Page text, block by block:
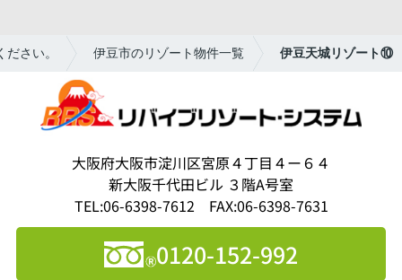
さい。 伊豆市のリゾート物件一覧 伊豆天城リゾート⑩
大阪府大阪市淀川区宮原４丁目４ー６４
新大阪千代田ビル ３階A号室
TEL:06-6398-7612 FAX:06-6398-7631
0120-152-992